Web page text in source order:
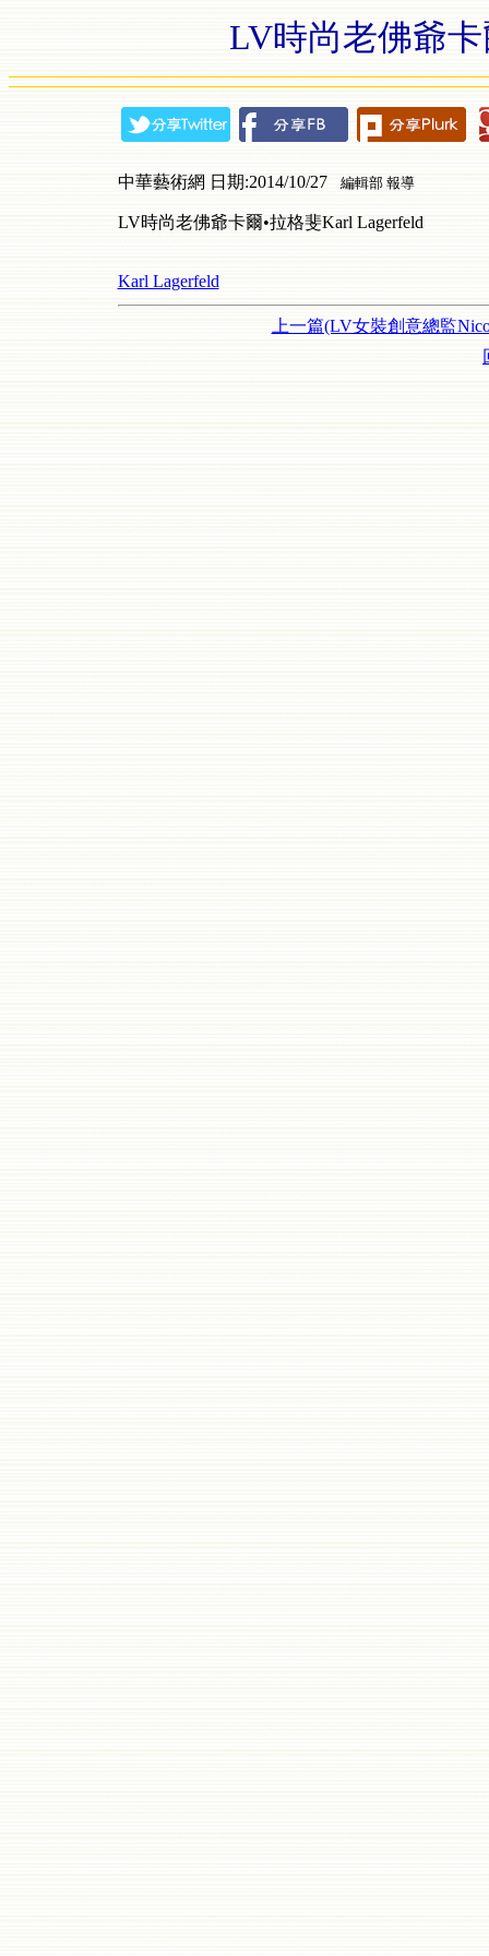
LV時尚老佛爺卡
中華藝術網 日期:2014/10/27 編輯部 報導
LV時尚老佛爺卡爾•拉格斐Karl Lagerfeld
Karl Lagerfeld
上一篇(LV女裝創意總監